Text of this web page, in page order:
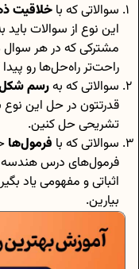
سوالاتی که باخلاقیت
این نوع از سوالات
مشترکی که در هر سوال
راحت‌تر راه‌حل‌ها رو
سوالاتی که بهرسم
قدرتتون در حل این
تشریحی حل کنین.
سوالاتی که با فرمول‌ها
فرمول‌های درس هندسه
اثباتی و مفهومی یاد
بیارین.